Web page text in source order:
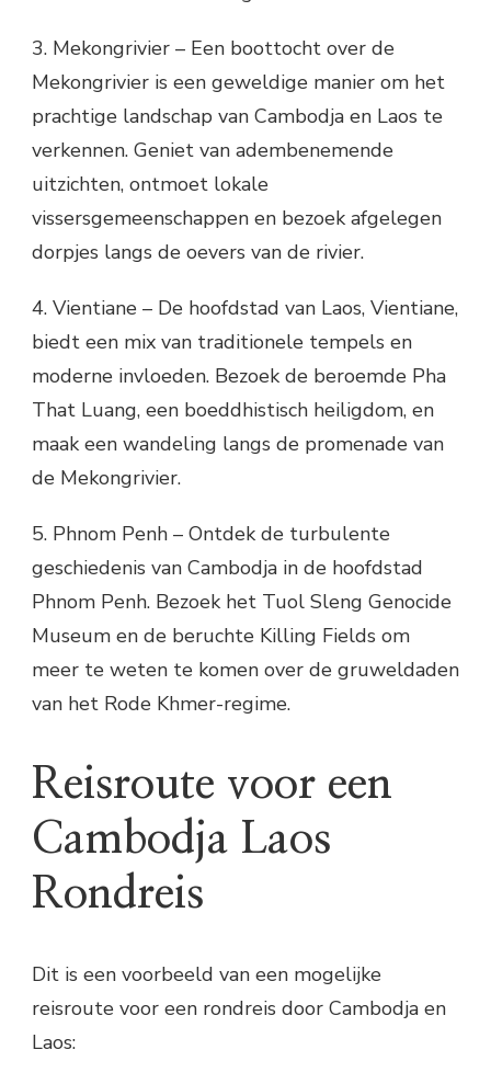
3. Mekongrivier – Een boottocht over de
Mekongrivier is een geweldige manier om het
prachtige landschap van Cambodja en Laos te
verkennen. Geniet van adembenemende
uitzichten, ontmoet lokale
vissersgemeenschappen en bezoek afgelegen
dorpjes langs de oevers van de rivier.
4. Vientiane – De hoofdstad van Laos, Vientiane,
biedt een mix van traditionele tempels en
moderne invloeden. Bezoek de beroemde Pha
That Luang, een boeddhistisch heiligdom, en
maak een wandeling langs de promenade van
de Mekongrivier.
5. Phnom Penh – Ontdek de turbulente
geschiedenis van Cambodja in de hoofdstad
Phnom Penh. Bezoek het Tuol Sleng Genocide
Museum en de beruchte Killing Fields om
meer te weten te komen over de gruweldaden
van het Rode Khmer-regime.
Reisroute voor een
Cambodja Laos
Rondreis
Dit is een voorbeeld van een mogelijke
reisroute voor een rondreis door Cambodja en
Laos: